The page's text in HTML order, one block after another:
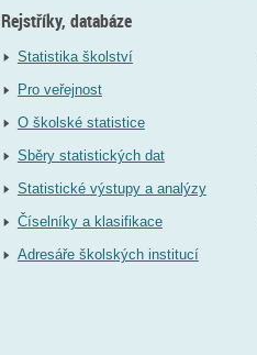
Rejstříky, databáze
Statistika školství
Pro veřejnost
O školské statistice
Sběry statistických dat
Statistické výstupy a analýzy
Číselníky a klasifikace
Adresáře školských institucí